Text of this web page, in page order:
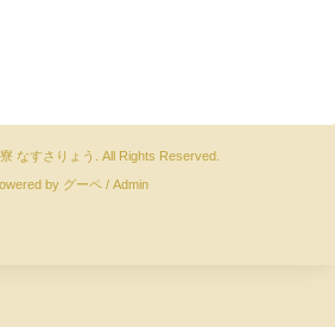
なすさりょう
. All Rights Reserved.
by グーペ/ Admin